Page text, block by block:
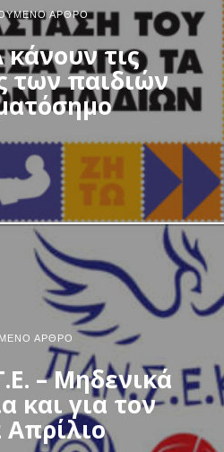
ΆΡΘΡΟ
τις
των παιδιών
ΆΡΘΡΟ
– Μηδενικά
και για τον